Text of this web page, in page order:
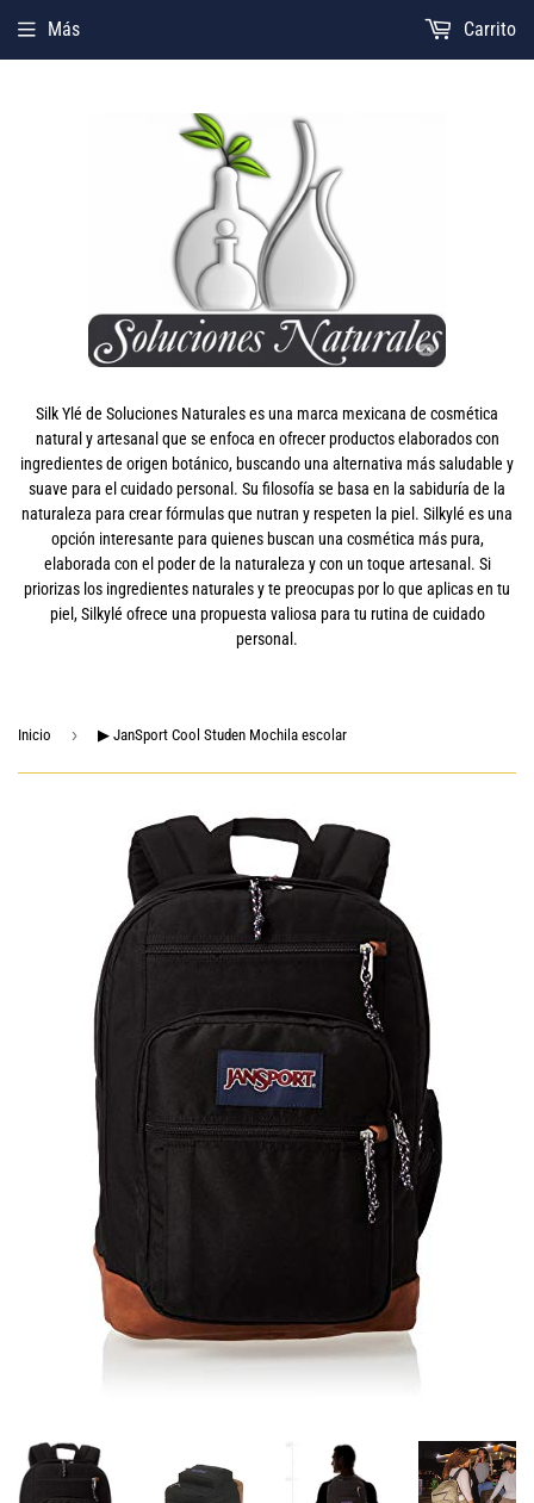
Silk Ylé de Soluciones Naturales es una marca mexicana de cosmética
natural y artesanal que se enfoca en ofrecer productos elaborados con
ingredientes de origen botánico, buscando una alternativa más saludable y
suave para el cuidado personal. Su filosofía se basa en la sabiduría de la
naturaleza para crear fórmulas que nutran y respeten la piel. Silkylé es una
opción interesante para quienes buscan una cosmética más pura,
elaborada con el poder de la naturaleza y con un toque artesanal. Si
priorizas los ingredientes naturales y te preocupas por lo que aplicas en tu
piel, Silkylé ofrece una propuesta valiosa para tu rutina de cuidado
personal.
Más Carrito
Inicio › ▶ JanSport Cool Studen Mochila escolar